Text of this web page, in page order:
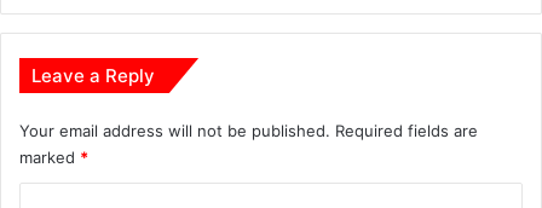
प
यो
ग
यु
वा
-
/
नि
स्त
Leave a Reply
Your email address will not be published. Required fields are
marked *